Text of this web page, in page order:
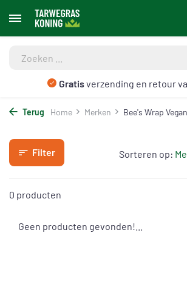
Gratisverzending en retour
Terug Home Merken Bee's Wrap Vegan
Filter
0 producten
Sorteren op:
Geen producten gevonden!...